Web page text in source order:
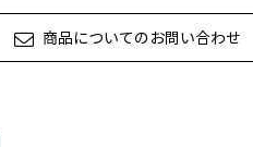
商品についてのお問い合わせ